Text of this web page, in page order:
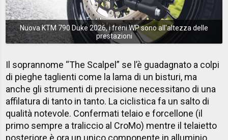
Nuova KTM 790 Duke 2026, i freni WP sono all'altezza delle
prestazioni
Il soprannome “The Scalpel” se l’è guadagnato a colpi
di pieghe taglienti come la lama di un bisturi, ma
anche gli strumenti di precisione necessitano di una
affilatura di tanto in tanto. La ciclistica fa un salto di
qualità notevole. Confermati telaio e forcellone (il
primo sempre a traliccio al CroMo) mentre il telaietto
posteriore è ora un unico componente in alluminio